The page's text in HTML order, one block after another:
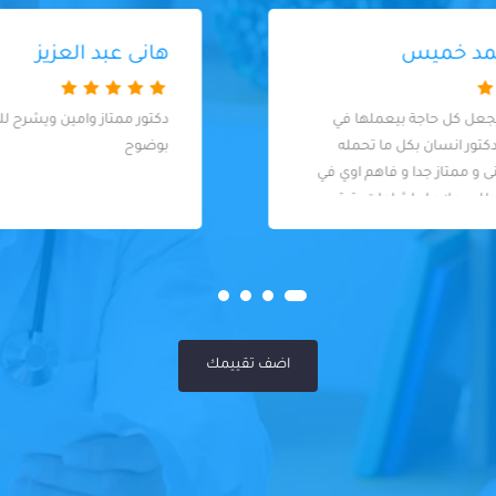
دكتور ممتاز وامين ويشرح للمريض الحالة
بوضوح
اضف تقييمك